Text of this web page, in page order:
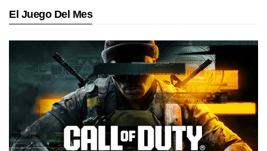
El Juego Del Mes